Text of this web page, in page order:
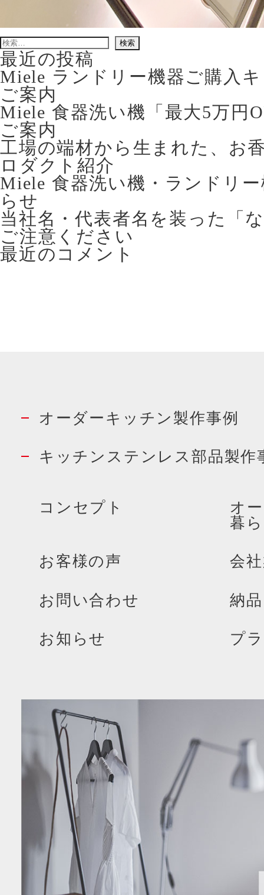
検
索:
最近の投稿
Miele ランドリー機器ご購入
ご案内
Miele 食器洗い機「最大5万円
ご案内
工場の端材から生まれた、お
ロダクト紹介
Miele 食器洗い機・ランドリ
らせ
当社名・代表者名を装った「
ご注意ください
最近のコメント
オーダーキッチン製作事例
キッチンステンレス部品製作
コンセプト
オ
暮
お客様の声 会
お問い合わせ 納
お知らせ プ